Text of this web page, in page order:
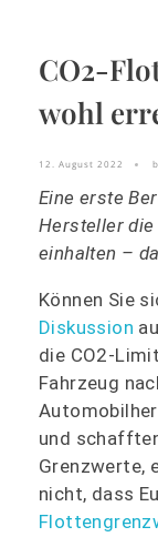
Puls Magazin
Zukunft der Mobilität
CO2-
wohl
12. August 2022
Eine erste
Hersteller die
einhalten –
Können Sie
Diskussion
die CO2-
Fahrzeug
und
Grenzwerte,
nicht, dass